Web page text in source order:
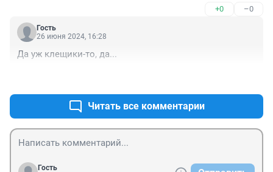
+0 –0
Гость
26 июня 2024, 16:28
Да уж клещики-то, да...
Читать все комментарии
Гость